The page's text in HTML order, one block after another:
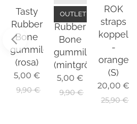
Tasty
Rubber
Bone
gummileksak
(rosa)
5,00 €
9,90€
Tasty
Rubber
Bone
gummileksak
(mintgrön)
OUTLET
5,00 €
9,90€
ROK
straps
koppel
-
orange
(S)
20,00 €
25,90€